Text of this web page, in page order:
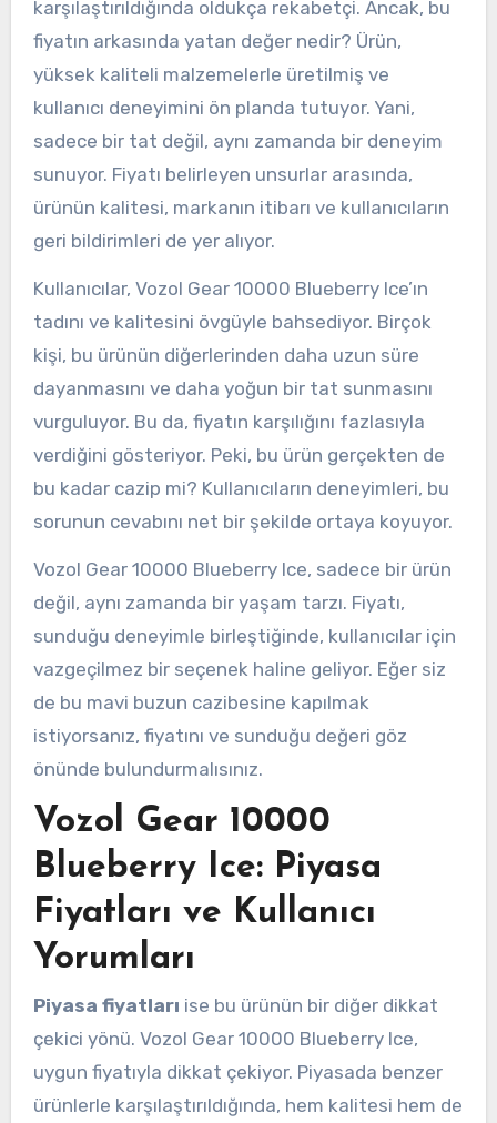
karşılaştırıldığında oldukça rekabetçi. Ancak, bu
fiyatın arkasında yatan değer nedir? Ürün,
yüksek kaliteli malzemelerle üretilmiş ve
kullanıcı deneyimini ön planda tutuyor. Yani,
sadece bir tat değil, aynı zamanda bir deneyim
sunuyor. Fiyatı belirleyen unsurlar arasında,
ürünün kalitesi, markanın itibarı ve kullanıcıların
geri bildirimleri de yer alıyor.
Kullanıcılar, Vozol Gear 10000 Blueberry Ice’ın
tadını ve kalitesini övgüyle bahsediyor. Birçok
kişi, bu ürünün diğerlerinden daha uzun süre
dayanmasını ve daha yoğun bir tat sunmasını
vurguluyor. Bu da, fiyatın karşılığını fazlasıyla
verdiğini gösteriyor. Peki, bu ürün gerçekten de
bu kadar cazip mi? Kullanıcıların deneyimleri, bu
sorunun cevabını net bir şekilde ortaya koyuyor.
Vozol Gear 10000 Blueberry Ice, sadece bir ürün
değil, aynı zamanda bir yaşam tarzı. Fiyatı,
sunduğu deneyimle birleştiğinde, kullanıcılar için
vazgeçilmez bir seçenek haline geliyor. Eğer siz
de bu mavi buzun cazibesine kapılmak
istiyorsanız, fiyatını ve sunduğu değeri göz
önünde bulundurmalısınız.
Vozol Gear 10000
Blueberry Ice: Piyasa
Fiyatları ve Kullanıcı
Yorumları
Piyasa fiyatları ise bu ürünün bir diğer dikkat
çekici yönü. Vozol Gear 10000 Blueberry Ice,
uygun fiyatıyla dikkat çekiyor. Piyasada benzer
ürünlerle karşılaştırıldığında, hem kalitesi hem de